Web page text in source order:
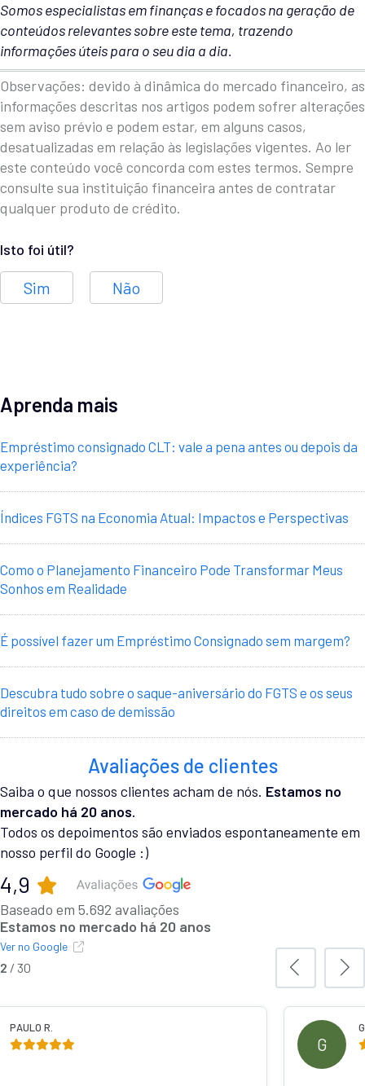
Somos especialistas em finanças e focados na geração de
conteúdos relevantes sobre este tema, trazendo
informações úteis para o seu dia a dia.
Observações: devido à dinâmica do mercado financeiro, as
informações descritas nos artigos podem sofrer alterações
sem aviso prévio e podem estar, em alguns casos,
desatualizadas em relação às legislações vigentes. Ao ler
este conteúdo você concorda com estes termos. Sempre
consulte sua instituição financeira antes de contratar
qualquer produto de crédito.
Isto foi útil?
Sim Não
Aprenda mais
Empréstimo consignado CLT: vale a pena antes ou depois da
experiência?
Índices FGTS na Economia Atual: Impactos e Perspectivas
Como o Planejamento Financeiro Pode Transformar Meus
Sonhos em Realidade
É possível fazer um Empréstimo Consignado sem margem?
Descubra tudo sobre o saque-aniversário do FGTS e os seus
direitos em caso de demissão
Avaliações de clientes
Saiba o que nossos clientes acham de nós. Estamos no
mercado há 20 anos.
Todos os depoimentos são enviados espontaneamente em
nosso perfil do Google :)
4,9
Baseado em 5.692 avaliações
Estamos no mercado há 20 anos
Ver no Google
GABRIELA C.
3 / 30